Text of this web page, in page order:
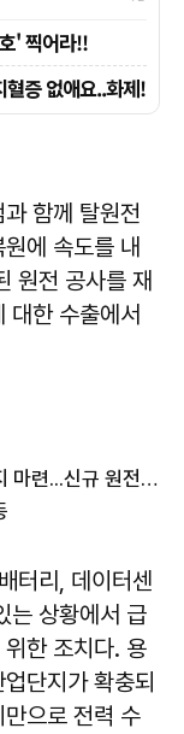
함께 탈원전
에 속도를 내
원전 공사를 재
대한 수출에서
김성환 기후장관 "12차 전기본 10월까지 마련...신규 원전은 의견 수렴"
터리, 데이터센
는 상황에서 급
한 조치다. 용
단지가 확충되
으로 전력 수